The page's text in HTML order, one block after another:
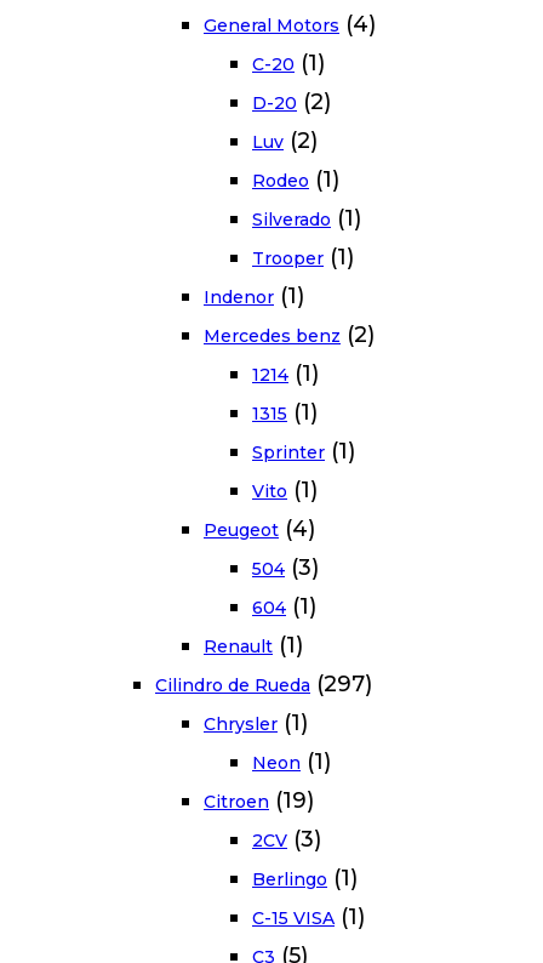
General Motors (4)
C-20 (1)
D-20 (2)
Luv (2)
Rodeo (1)
Silverado (1)
Trooper (1)
Indenor (1)
Mercedes benz (2)
1214 (1)
1315 (1)
Sprinter (1)
Vito (1)
Peugeot (4)
504 (3)
604 (1)
Renault (1)
Cilindro de Rueda (297)
Chrysler (1)
Neon (1)
Citroen (19)
2CV (3)
Berlingo (1)
C-15 VISA (1)
C3 (5)